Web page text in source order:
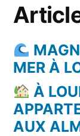
MER À
À
AUX